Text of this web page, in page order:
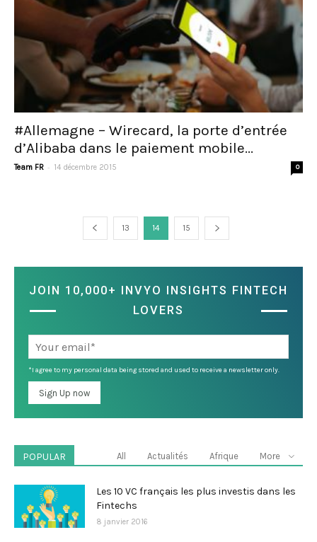
#Allemagne – Wirecard, la porte d’entrée
d’Alibaba dans le paiement mobile...
Team FR - 14 décembre 2015 0
13 14 15
JOIN 10,000+ INVYO INSIGHTS FINTECH
LOVERS
*I agree to my personal data being stored and used to receive a newsletter only.
POPULAR All Actualités Afrique More
Les 10 VC français les plus investis dans les
Fintechs
8 janvier 2016